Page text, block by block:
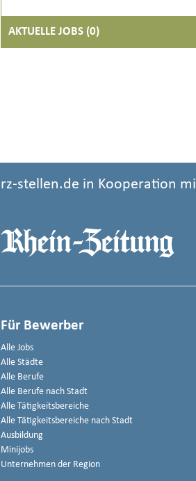
AKTUELLE JOBS (0)
rz-stellen.de in Kooperation
Für Bewerber
Alle Jobs
Alle Städte
Alle Berufe
Alle Berufe nach Stadt
Alle Tätigkeitsbereiche
Alle Tätigkeitsbereiche nach Stadt
Ausbildung
Minijobs
Unternehmen der Region